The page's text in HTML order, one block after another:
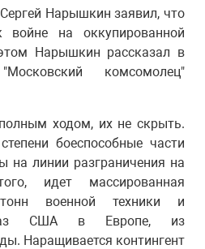
Нарышкин заявил, что
войне на оккупированной
Нарышкин рассказал в
комсомолец"
ходом, их не скрыть.
боеспособные части
на линии разграничения на
идет массированная
военной техники и
США в Европе, из
Наращивается контингент